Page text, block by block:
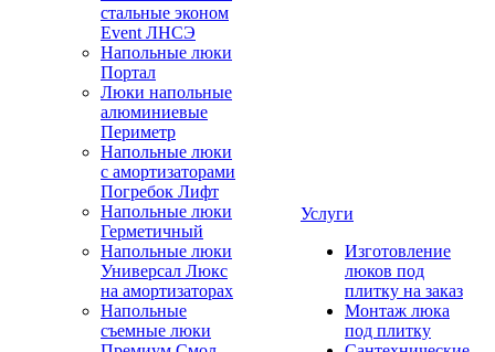
стальные эконом
Event ЛНСЭ
Напольные люки
Портал
Люки напольные
алюминиевые
Периметр
Напольные люки
с амортизаторами
Погребок Лифт
Напольные люки
Герметичный
Напольные люки
Универсал Люкс
на амортизаторах
Напольные
съемные люки
Услуги
Изготовление
люков под
плитку на заказ
Монтаж люка
под плитку